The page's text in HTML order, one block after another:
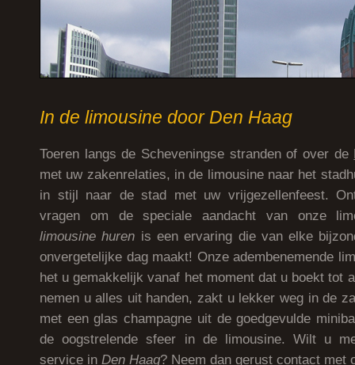
In de limousine door Den Haag
Toeren langs de Scheveningse stranden of over de
met uw zakenrelaties, in de limousine naar het
in stijl naar de stad met uw vrijgezellenfeest.
vragen om de speciale aandacht van onze
limousine huren is een ervaring die van elke
onvergetelijke dag maakt! Onze adembenemende
het u gemakkelijk vanaf het moment dat u boekt tot
nemen u alles uit handen, zakt u lekker weg in de
met een glas champagne uit de goedgevulde
de oogstrelende sfeer in de limousine. Wilt u
service in Den Haag? Neem dan gerust contact met